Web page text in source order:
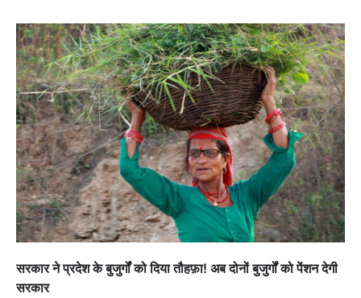
सरकार ने प्रदेश के बुजुर्गों को दिया तौहफ़ा! अब दोनों बुजुर्गों को पेंशन देगी
सरकार